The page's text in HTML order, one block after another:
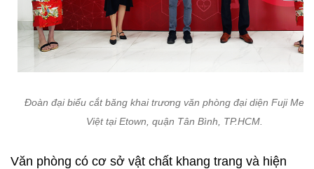
Đoàn đại biểu cắt băng khai trương văn phòng đại diện Fuji
Việt tại Etown, quận Tân Bình, TP.HCM.
Văn phòng có cơ sở vật chất khang trang và hiện